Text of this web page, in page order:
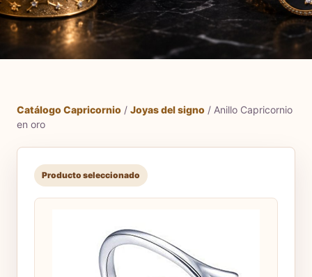
Catálogo Capricornio / Joyas del signo / Anillo Capricornio
en oro
Producto seleccionado